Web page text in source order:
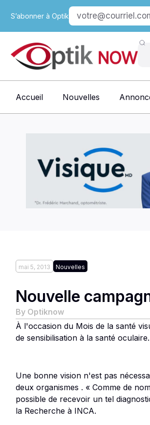
S’abonner à Optik
Accueil Nouvelles
mai 5, 2013 Nouvelles
Nouvelle
By Optiknow
À l'occasion du Mois de la santé
de sensibilisation à la santé oculaire.
Une bonne vision n'est pas
deux organismes . « Comme de
possible de recevoir un tel
la Recherche à INCA.